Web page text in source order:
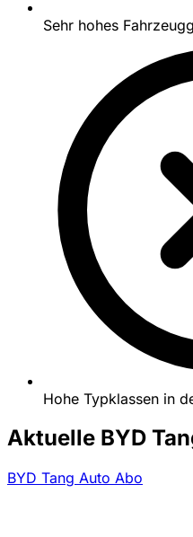
Sehr hohes
Hohe Typklassen in
Aktuelle BYD
BYD Tang Auto Abo